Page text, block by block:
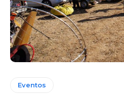
Eventos